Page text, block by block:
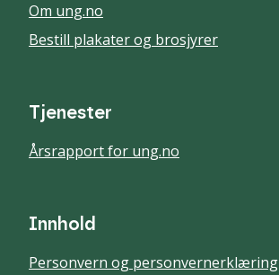
Om ung.no
Bestill plakater og brosjyrer
Tjenester
Årsrapport for ung.no
Innhold
Personvern og personvernerklæring